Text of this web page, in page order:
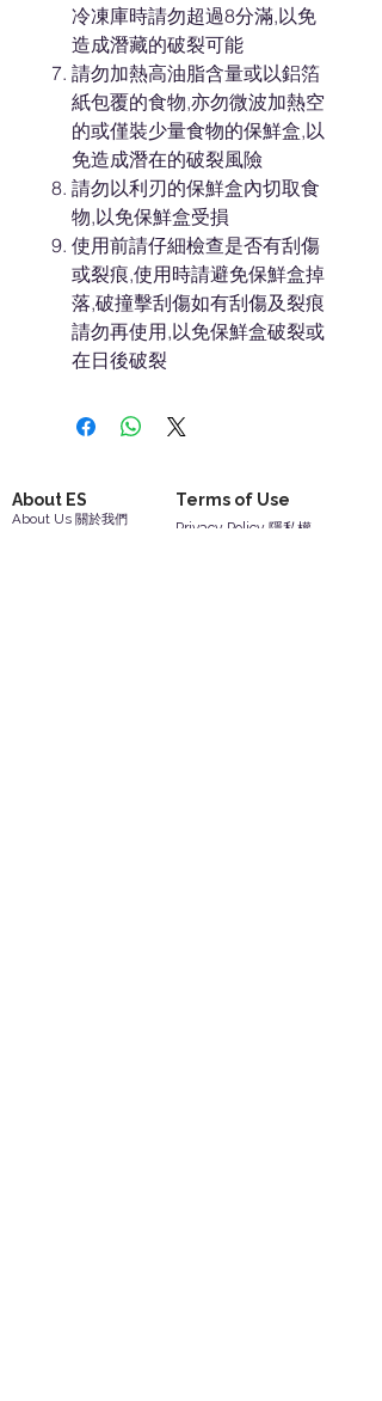
冷凍庫時請勿超過8分滿,以免
造成潛藏的破裂可能
請勿加熱高油脂含量或以鋁箔
紙包覆的食物,亦勿微波加熱空
的或僅裝少量食物的保鮮盒,以
免造成潛在的破裂風險
請勿以利刃的保鮮盒內切取食
物,以免保鮮盒受損
使用前請仔細檢查是否有刮傷
或裂痕,使用時請避免保鮮盒掉
落,破撞擊刮傷如有刮傷及裂痕
請勿再使用,以免保鮮盒破裂或
在日後破裂
About ES Terms of Use
About Us 關於我們
Privacy Policy 隱私權